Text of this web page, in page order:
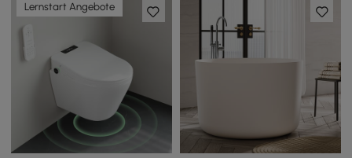
Lernstart Angebote